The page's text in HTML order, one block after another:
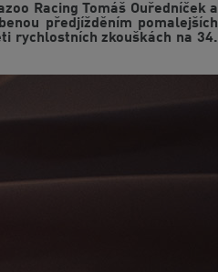
Racing Tomáš Ouředníček a
předjížděním pomalejších
rychlostních zkouškách na 34.